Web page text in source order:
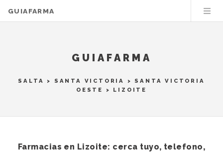
GUIAFARMA
GUIAFARMA
SALTA > SANTA VICTORIA > SANTA VICTORIA
OESTE
> LIZOITE
Farmacias en Lizoite: cerca tuyo, telefono,